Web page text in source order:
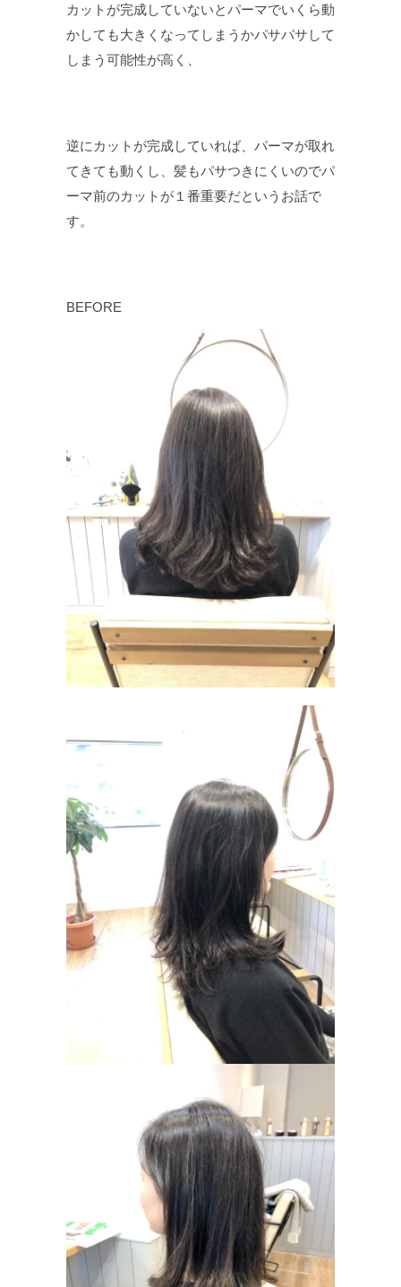
カットが完成していないとパーマでいくら動
かしても大きくなってしまうかパサパサして
しまう可能性が高く、
逆にカットが完成していれば、パーマが取れ
てきても動くし、髪もパサつきにくいのでパ
ーマ前のカットが１番重要だというお話で
す。
BEFORE